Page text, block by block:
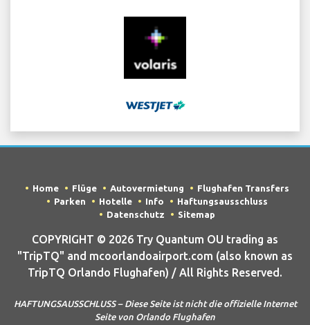
Home Flüge Autovermietung
Flughafen Transfers
Parken
Hotelle Info
Haftungsausschluss
Datenschutz
Sitemap
COPYRIGHT © 2026 Try Quantum OU trading as
"TripTQ" and mcoorlandoairport.com (also known as
TripTQ Orlando Flughafen) / All Rights Reserved.
HAFTUNGSAUSSCHLUSS – Diese Seite ist nicht die offizielle Internet
Seite von Orlando Flughafen